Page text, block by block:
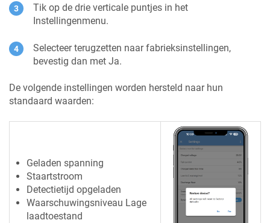
Tik op de drie verticale puntjes in het
Instellingenmenu.
Selecteer terugzetten naar fabrieksinstellingen,
bevestig dan met Ja.
De volgende instellingen worden hersteld naar hun
standaard waarden:
Geladen spanning
Staartstroom
Detectietijd opgeladen
Waarschuwingsniveau Lage
laadtoestand